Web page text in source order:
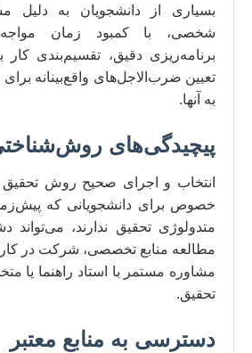
بسیاری از دانشجویان به دلیل
شخصی، با کمبود زمان
برنامه‌ریزی دقیق، تقسیم‌بندی
تعیین ضرب‌الاجل‌های واقع‌بینانه
به آنها.
پیچیدگی‌های
انتخاب و اجرای صحیح روش تحقیق
خصوص برای دانشجویانی که
متدولوژی تحقیق ندارند، می‌تواند
مطالعه منابع تخصصی، شرکت در
مشاوره مستمر با استاد راهنما
تحقیق.
دسترسی به منابع معتبر